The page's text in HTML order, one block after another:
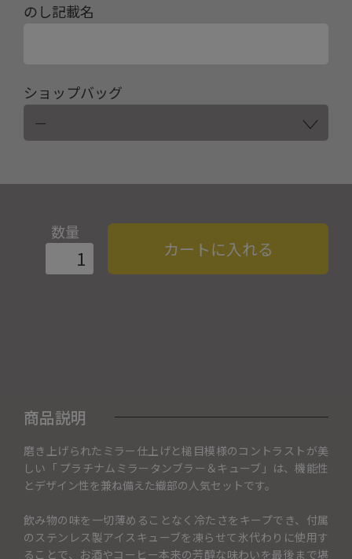
のし記載名
ショップバッグ
数量
カートに入れる
商品説明
磨き上げられたミラー仕上げと槌目模様のコントラストが美
しい「 プラチナムミラータンブラー＆キューブ」は、機能性
とデザイン性を兼ね備えた織部の人気セットです。
飲み物の味を一切薄めることなく冷たさをキープでき、付属
のステンレス製アイスキューブを凍らせて氷代わりに使用す
ることで、お酒やコーヒー本来の芳醇な味わいを最後まで堪